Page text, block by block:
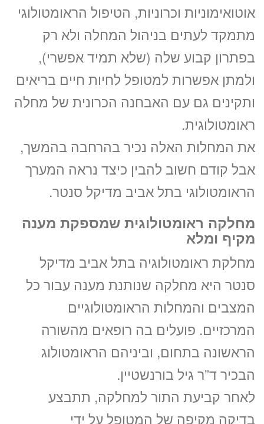
אוטואימוניות וכרוניות, הטיפול הראומטולוגי
מתמקד לעתים בניהול המחלה ולא רק
בפתרון קבוע שלה (שלא תמיד אפשרי),
ולמתן אפשרות למטופל לחיות חיים בריאים
ותקינים גם עם האבחנה הכרונית של מחלה
ראומטולוגית.
את המחלות האלה נכיר בהרחבה בהמשך,
אבל קודם חשוב להבין כיצד נראה המערך
הראומטולוגי בתל אביב מדיקל סנטר.
מחלקה ראומטולוגית שמספקת מענה
מקיף ומלא
מחלקת ראומטולוגיה בתל אביב מדיקל
סנטר היא מחלקה שנותנת מענה עבור כל
המצבים והמחלות הראומטולוגיים
המרכזיים. פועלים בה רופאים מהשורה
הראשונה בתחום, וביניהם הראומטולוג
הבכיר ד”ר גיל בורנשטיין.
לאחר קביעת התור למחלקה, תתבצע
בדיקה מקיפה של המטופל על ידי